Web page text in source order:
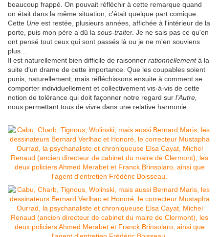
beaucoup frappé. On pouvait réfléchir à cette remarque quand
on était dans la même situation, c'était quelque part comique.
Cette Une est restée, plusieurs années, affichée à l'intérieur de la
porte, puis mon père a dû la sous-traiter. Je ne sais pas ce qu'en
ont pensé tout ceux qui sont passés là ou je ne m'en souviens
plus...
Il est naturellement bien difficile de raisonner rationnellementà la
suite d'un drame de cette importance. Que les coupables soient
punis, naturellement, mais réfléchissons ensuite à comment se
comporter individuellement et collectivement vis-à-vis de cette
notion de tolérance qui doit façonner notre regard sur l'Autre,
nous permettant tous de vivre dans une relative harmonie.